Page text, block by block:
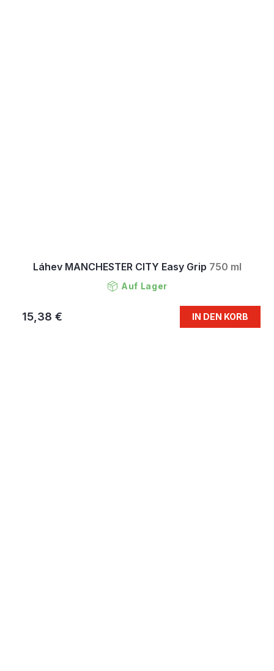
Láhev MANCHESTER CITY Easy Grip 750 ml
Auf Lager
15,38 € IN DEN KORB